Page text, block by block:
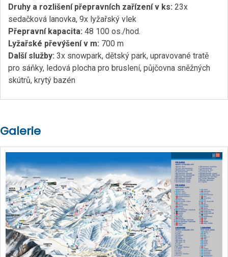
Druhy a rozlišení přepravních zařízení v ks: 23x
sedačková lanovka, 9x lyžařský vlek
Přepravní kapacita: 48 100 os./hod.
Lyžařské převýšení v m: 700 m
Další služby: 3x snowpark, dětský park, upravované tratě
pro sáňky, ledová plocha pro bruslení, půjčovna sněžných
skútrů, krytý bazén
Galerie